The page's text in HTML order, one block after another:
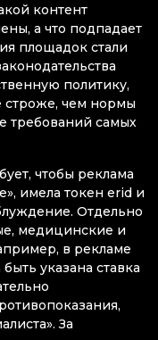
контент
а что подпадает
площадок стали
политику,
строже, чем нормы
требований самых
чтобы реклама
имела токен erid и
Отдельно
медицинские и
в рекламе
указана ставка
За